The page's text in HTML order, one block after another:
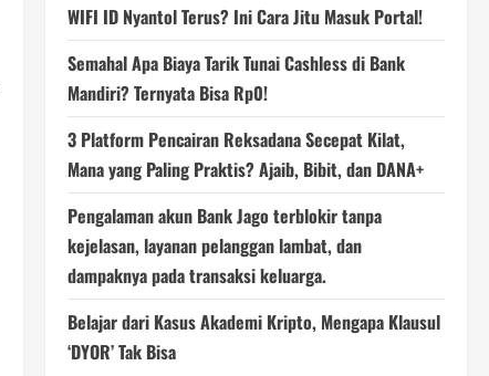
WIFI ID Nyantol Terus? Ini Cara Jitu Masuk Portal!
Semahal Apa Biaya Tarik Tunai Cashless di Bank
Mandiri? Ternyata Bisa Rp0!
3 Platform Pencairan Reksadana Secepat Kilat,
Mana yang Paling Praktis? Ajaib, Bibit, dan DANA+
Pengalaman akun Bank Jago terblokir tanpa
kejelasan, layanan pelanggan lambat, dan
dampaknya pada transaksi keluarga.
Belajar dari Kasus Akademi Kripto, Mengapa Klausul
‘DYOR’ Tak Bisa